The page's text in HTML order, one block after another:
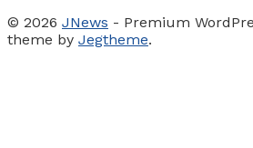
© 2026 JNews - Premium
theme by Jegtheme.